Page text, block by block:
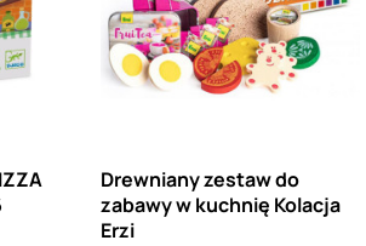
Drewniany zestaw do
zabawy w kuchnię Kolacja
Erzi